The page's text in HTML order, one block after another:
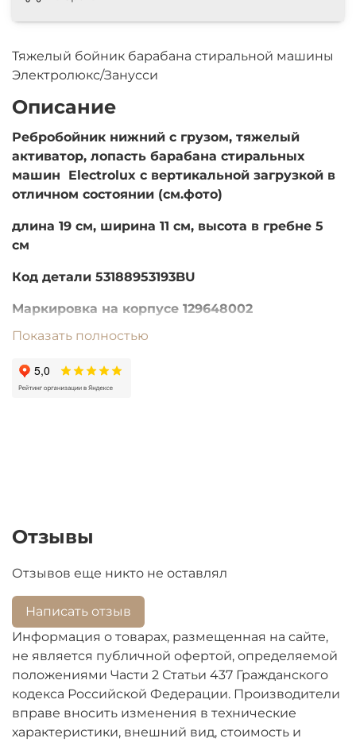
Тяжелый бойник барабана стиральной машины
Электролюкс/Занусси
Описание
Ребробойник нижний с грузом, тяжелый
активатор, лопасть барабана стиральных
машин Electrolux с вертикальной загрузкой в
отличном состоянии (см.фото)
длина 19 см, ширина 11 см, высота в гребне 5
см
Код детали 53188953193BU
Маркировка на корпусе 129648002
Приобретая этот ребробойник б/у, Вы
первых, это значительная экономия средств по
Показать полностью
Отзывы
Отзывов еще никто не оставлял
Написать отзыв
Информация о товарах, размещенная на сайте,
не является публичной офертой, определяемой
положениями Части 2 Статьи 437 Гражданского
кодекса Российской Федерации. Производители
вправе вносить изменения в технические
характеристики, внешний вид, стоимость и